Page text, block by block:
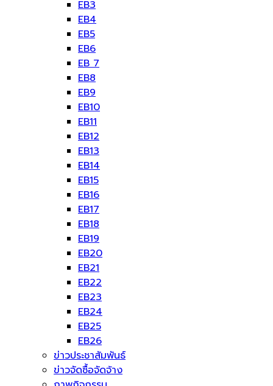
EB3
EB4
EB5
EB6
EB 7
EB8
EB9
EB10
EB11
EB12
EB13
EB14
EB15
EB16
EB17
EB18
EB19
EB20
EB21
EB22
EB23
EB24
EB25
EB26
ข่าวประชาสัมพันธ์
ข่าวจัดซื้อจัดจ้าง